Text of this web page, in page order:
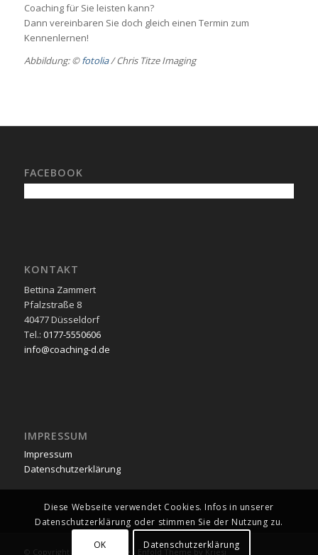
Coaching für Sie leisten kann?
Dann vereinbaren Sie doch gleich einen Termin zum
Kennenlernen!
Abbildung: ©fotolia/ Chris Titze Imaging
FACEBOOK
KONTAKT
Bettina Zammert
Pfalzstraße 8
40477 Düsseldorf
Tel.: 0177-5550606
info@coaching-d.de
IMPRESSUM
Impressum
Datenschutzerklärung
© Copyright - coaching-d.de Enfold Theme by Kriesi
Diese Webseite verwendet Cookies. Infos in unserer
Datenschutzerklärung oder stimmen Sie der Nutzung zu.
OK
Datenschutzerklärung